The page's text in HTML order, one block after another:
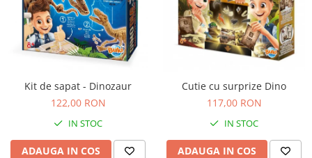
Cadou copii 8 ani
Cadou copii 9 ani
Cadou copii 10 ani
Cadou copii 11 ani
Cadou copii 12 ani
Rechizite scolare
Penar baieti
Kit de sapat - Dinozaur
122,00 RON
IN STOC
ADAUGA IN COS
Cutie cu surprize Dino
117,00 RON
IN STOC
ADAUGA IN COS